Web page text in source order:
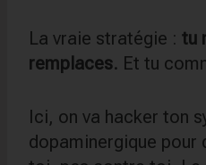
La vraie stratégie : tu
remplaces. Et tu
Ici, on va hacker ton
dopaminergique pour